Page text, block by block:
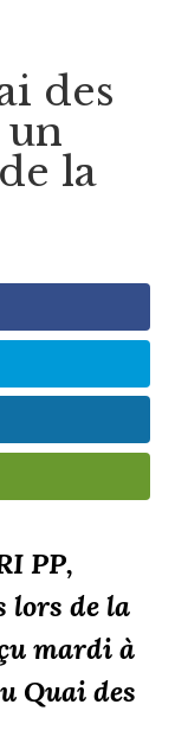
des
la
PP,
lors de la
mardi à
Quai des